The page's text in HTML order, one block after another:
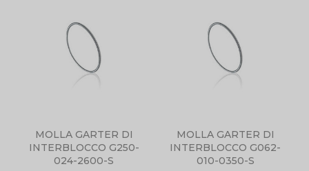
MOLLA GARTER DI
INTERBLOCCO G250-
024-2600-S
TELEFONICAMENTE
O TRAMITE EMAIL.
MOLLA GARTER DI
INTERBLOCCO G062-
010-0350-S